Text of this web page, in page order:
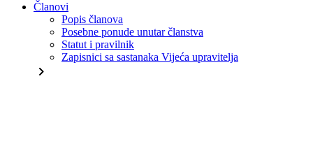
Članovi
Popis članova
Posebne ponude unutar članstva
Statut i pravilnik
Zapisnici sa sastanaka Vijeća upravitelja
chevron_right